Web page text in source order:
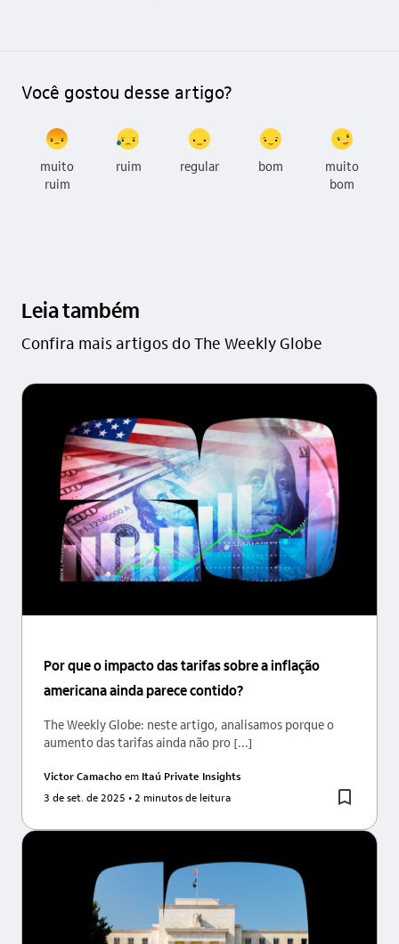
Você gostou desse artigo?
muito
ruim
ruim regular bom
muito
bom
Leia também
Confira mais artigos do The Weekly Globe
Por que o impacto das tarifas sobre a inflação
americana ainda parece contido?
The Weekly Globe: neste artigo, analisamos porque o
aumento das tarifas ainda não pro [...]
Victor Camachoem Itaú Private Insights
3 de set. de 2025 • 2 minutos de leitura